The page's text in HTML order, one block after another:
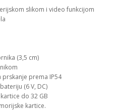
slikom i video funkcijom
(3,5 cm)
prema IP54
(6 V, DC)
do 32 GB
kartice.